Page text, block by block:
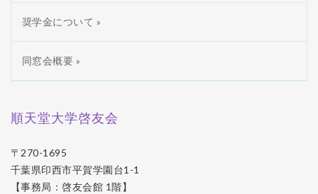
奨学金について »
同窓会概要 »
順天堂大学啓友会
〒270-1695
千葉県印西市平賀学園台1-1
【事務局：啓友会館 1階】